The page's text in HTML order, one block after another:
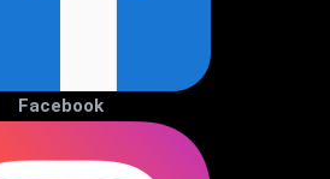
Facebook